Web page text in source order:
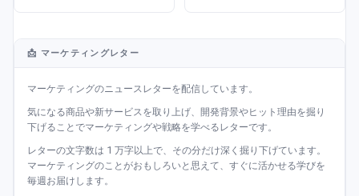
📩 マーケティングレター
マーケティングのニュースレターを配信しています。
気になる商品や新サービスを取り上げ、開発背景やヒット理由を掘り
下げることでマーケティングや戦略を学べるレターです。
レターの文字数は 1 万字以上で、その分だけ深く掘り下げています。
マーケティングのことがおもしろいと思えて、すぐに活かせる学びを
毎週お届けします。